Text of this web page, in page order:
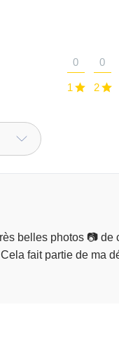
1
0
2
0
pas à pas. Et le plus ➕ : imprimé en France, ce qui est chose de plus en plus rare.